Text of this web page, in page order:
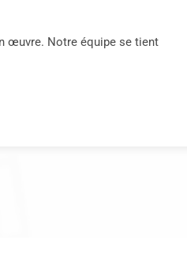
œuvre. Notre équipe se tient